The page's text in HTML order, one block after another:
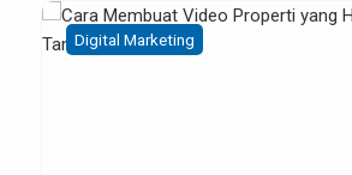
Digital Marketing